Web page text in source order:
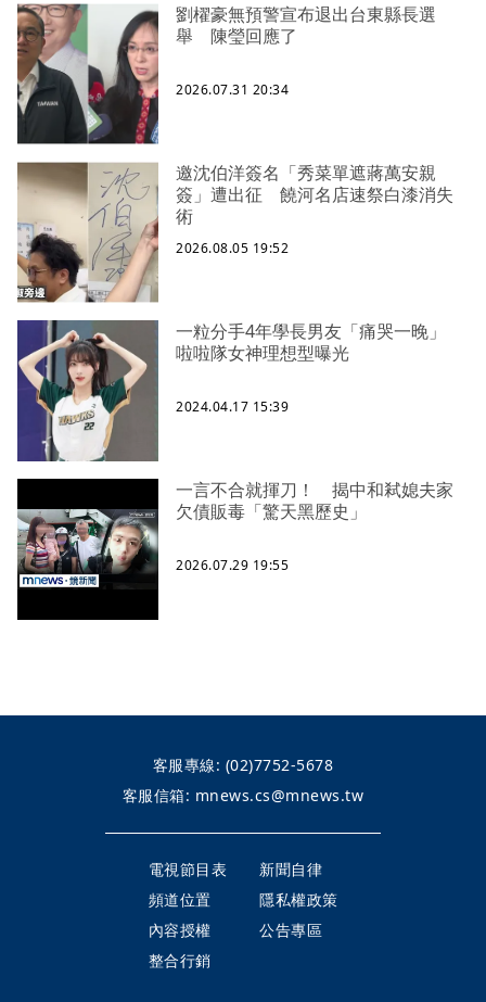
劉櫂豪無預警宣布退出台東縣長選
舉 陳瑩回應了
2026.07.31 20:34
邀沈伯洋簽名「秀菜單遮蔣萬安親
簽」遭出征 饒河名店速祭白漆消失
術
2026.08.05 19:52
一粒分手4年學長男友「痛哭一晚」
啦啦隊女神理想型曝光
2024.04.17 15:39
一言不合就揮刀！ 揭中和弒媳夫家
欠債販毒「驚天黑歷史」
2026.07.29 19:55
客服專線: (02)7752-5678
客服信箱: mnews.cs@mnews.tw
電視節目表
新聞自律
頻道位置
隱私權政策
內容授權
公告專區
整合行銷